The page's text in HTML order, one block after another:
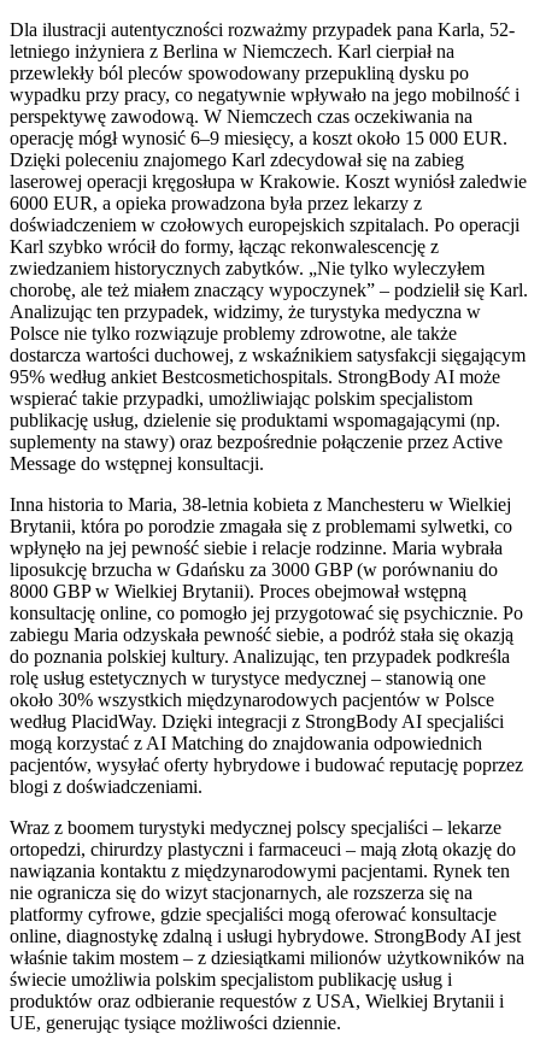
Dla ilustracji autentyczności rozważmy przypadek pana Karla, 52-
letniego inżyniera z Berlina w Niemczech. Karl cierpiał na
przewlekły ból pleców spowodowany przepukliną dysku po
wypadku przy pracy, co negatywnie wpływało na jego mobilność i
perspektywę zawodową. W Niemczech czas oczekiwania na
operację mógł wynosić 6–9 miesięcy, a koszt około 15 000 EUR.
Dzięki poleceniu znajomego Karl zdecydował się na zabieg
laserowej operacji kręgosłupa w Krakowie. Koszt wyniósł zaledwie
6000 EUR, a opieka prowadzona była przez lekarzy z
doświadczeniem w czołowych europejskich szpitalach. Po operacji
Karl szybko wrócił do formy, łącząc rekonwalescencję z
zwiedzaniem historycznych zabytków. „Nie tylko wyleczyłem
chorobę, ale też miałem znaczący wypoczynek” – podzielił się Karl.
Analizując ten przypadek, widzimy, że turystyka medyczna w
Polsce nie tylko rozwiązuje problemy zdrowotne, ale także
dostarcza wartości duchowej, z wskaźnikiem satysfakcji sięgającym
95% według ankiet Bestcosmetichospitals. StrongBody AI może
wspierać takie przypadki, umożliwiając polskim specjalistom
publikację usług, dzielenie się produktami wspomagającymi (np.
suplementy na stawy) oraz bezpośrednie połączenie przez Active
Message do wstępnej konsultacji.
Inna historia to Maria, 38-letnia kobieta z Manchesteru w Wielkiej
Brytanii, która po porodzie zmagała się z problemami sylwetki, co
wpłynęło na jej pewność siebie i relacje rodzinne. Maria wybrała
liposukcję brzucha w Gdańsku za 3000 GBP (w porównaniu do
8000 GBP w Wielkiej Brytanii). Proces obejmował wstępną
konsultację online, co pomogło jej przygotować się psychicznie. Po
zabiegu Maria odzyskała pewność siebie, a podróż stała się okazją
do poznania polskiej kultury. Analizując, ten przypadek podkreśla
rolę usług estetycznych w turystyce medycznej – stanowią one
około 30% wszystkich międzynarodowych pacjentów w Polsce
według PlacidWay. Dzięki integracji z StrongBody AI specjaliści
mogą korzystać z AI Matching do znajdowania odpowiednich
pacjentów, wysyłać oferty hybrydowe i budować reputację poprzez
blogi z doświadczeniami.
Wraz z boomem turystyki medycznej polscy specjaliści – lekarze
ortopedzi, chirurdzy plastyczni i farmaceuci – mają złotą okazję do
nawiązania kontaktu z międzynarodowymi pacjentami. Rynek ten
nie ogranicza się do wizyt stacjonarnych, ale rozszerza się na
platformy cyfrowe, gdzie specjaliści mogą oferować konsultacje
online, diagnostykę zdalną i usługi hybrydowe. StrongBody AI jest
właśnie takim mostem – z dziesiątkami milionów użytkowników na
świecie umożliwia polskim specjalistom publikację usług i
produktów oraz odbieranie requestów z USA, Wielkiej Brytanii i
UE, generując tysiące możliwości dziennie.